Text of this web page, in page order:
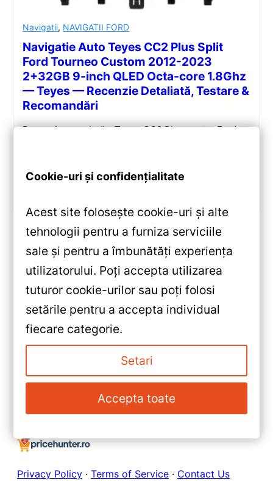
Navigatii, NAVIGATII FORD
Navigatie Auto Teyes CC2 Plus Split
Ford Tourneo Custom 2012-2023
2+32GB 9-inch QLED Octa-core 1.8Ghz
— Teyes — Recenzie Detaliată, Testare &
Recomandări
Recenzie completă a Teyes CC2 Plus pentru Ford
«Navigatie Auto Teyes CC3L —
Recenzie Detaliată, Testare &
Recomandări
Navigație Teyes CC3L pentru
Land Rover Discovery 3 — 9″
IPS, 2+32GB, Quad-core,
Bluetooth 5.1
Privacy Policy · Terms of Service · Contact Us
Cookie-uri și confidențialitate
Acest site folosește cookie-uri și alte
tehnologii pentru a furniza serviciile
sale și pentru a îmbunătăți experiența
utilizatorului. Poți accepta utilizarea
tuturor cookie-urilor sau poți folosi
setările pentru a accepta individual
fiecare categorie.
Setari
Accepta toate